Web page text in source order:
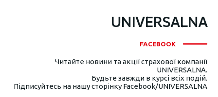
UNIVERSALNA
FACEBOOK
Читайте новини та акції страхової компанії
UNIVERSALNA.
Будьте завжди в курсі всіх подій.
Підписуйтесь на нашу сторінку Facebook/UNIVERSALNA